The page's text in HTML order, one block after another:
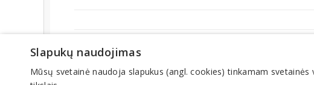
Slapukų naudojimas
Mūsų svetainė naudoja slapukus (angl. cookies) tinkamam